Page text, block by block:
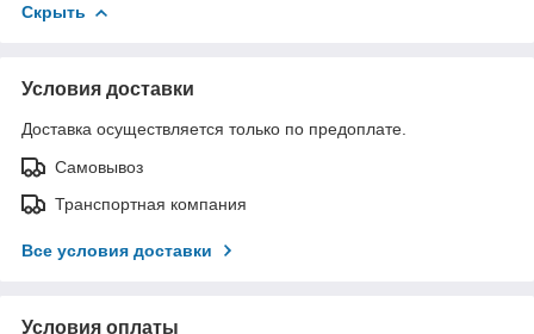
Скрыть
Условия доставки
Доставка осуществляется только по предоплате.
Самовывоз
Транспортная компания
Все условия доставки
Условия оплаты